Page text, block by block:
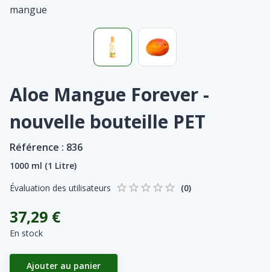
mangue
Aloe Mangue Forever -
nouvelle bouteille PET
Référence : 836
1000 ml (1 Litre)
Évaluation des utilisateurs
(0)
37,29 €
En stock
Ajouter au panier